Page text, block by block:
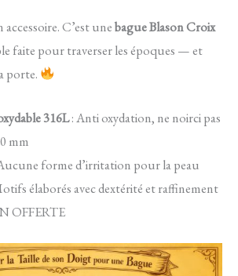
accessoire. C’est unebague Blason Croix
faite pour traverser les époques — et
porte.
316L: Anti oxydation, ne noirci pas
mm
forme d’irritation pour la peau
élaborés avec dextérité et raffinement
OFFERTE